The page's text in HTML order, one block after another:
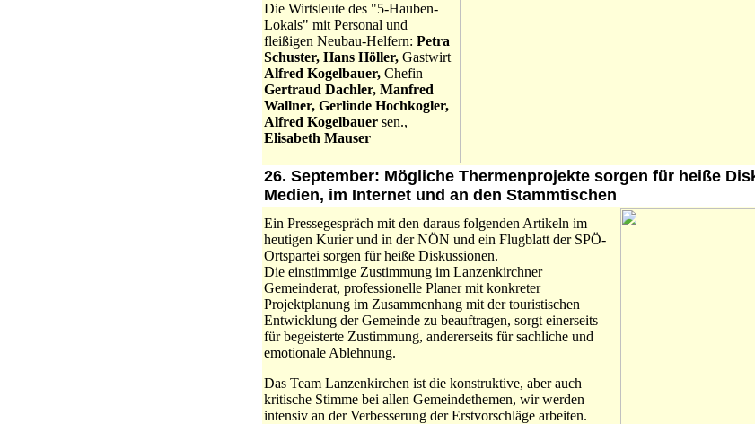
Die Wirtsleute des "5-Hauben-
Lokals" mit Personal und
fleißigen Neubau-Helfern: Petra
Schuster, Hans Höller, Gastwirt
Alfred Kogelbauer, Chefin
Gertraud Dachler, Manfred
Wallner, Gerlinde Hochkogler,
Alfred Kogelbauer sen.,
Elisabeth Mauser
26. September: Mögliche Thermenprojekte sorgen für heiße
Medien, im Internet und an den Stammtischen
Ein Pressegespräch mit den daraus folgenden Artikeln im
heutigen Kurier und in der NÖN und ein Flugblatt der SPÖ-
Ortspartei sorgen für heiße Diskussionen.
Die einstimmige Zustimmung im Lanzenkirchner
Gemeinderat, professionelle Planer mit konkreter
Projektplanung im Zusammenhang mit der touristischen
Entwicklung der Gemeinde zu beauftragen, sorgt einerseits
für begeisterte Zustimmung, andererseits für sachliche und
emotionale Ablehnung.
Das Team Lanzenkirchen ist die konstruktive, aber auch
kritische Stimme bei allen Gemeindethemen, wir werden
intensiv an der Verbesserung der Erstvorschläge arbeiten.